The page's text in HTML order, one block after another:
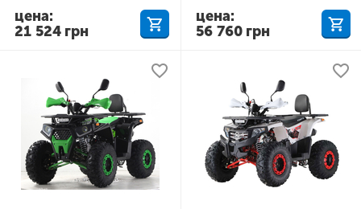
21 524 грн
цена:
56 760 грн
цена: